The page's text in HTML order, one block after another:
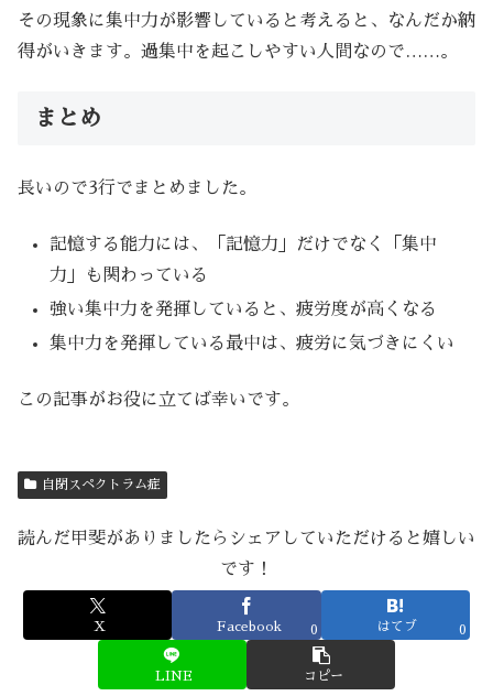
その現象に集中力が影響していると考えると、なんだか納
得がいきます。過集中を起こしやすい人間なので……。
まとめ
長いので3行でまとめました。
記憶する能力には、「記憶力」だけでなく「集中
力」も関わっている
強い集中力を発揮していると、疲労度が高くなる
集中力を発揮している最中は、疲労に気づきにくい
この記事がお役に立てば幸いです。
自閉スペクトラム症
読んだ甲斐がありましたらシェアしていただけると嬉しい
です！
X Facebook 0 はてブ 0
LINE コピー